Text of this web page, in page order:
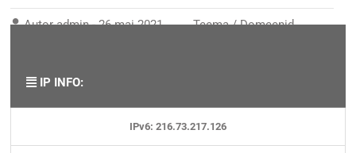
Autoradmin-26 mai 2021 Teema /Domeenid,
IP INFO:
IPv6: 216.73.217.126